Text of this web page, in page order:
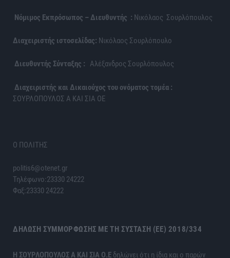
Νόμιμος Εκπρόσωπος – Διευθυντής : Νικόλαος Σουρλόπουλος
Διαχειριστής ιστοσελίδας: Νικόλαος Σουρλόπουλο
Διευθυντής Σύνταξης : Αλέξανδρος Σουρλόπουλος
Διαχειριστής και Δικαιούχος του ονόματος τομέα :
ΣΟΥΡΛΟΠΟΥΛΟΣ Α ΚΑΙ ΣΙΑ ΟΕ
Ο ΠΟΛΙΤΗΣ
politis6@otenet.gr
Τηλέφωνο:23330 24222
Φαξ:23330 24222
ΔΉΛΩΣΗ ΣΥΜΜΌΡΦΩΣΗΣ ΜΕ ΤΗ ΣΎΣΤΑΣΗ (ΕΕ) 2018/334
H ΣΟΥΡΛΟΠΟΥΛΟΣ Α ΚΑΙ ΣΙΑ Ο.Ε δηλώνει ότι η ίδια και ο παρών